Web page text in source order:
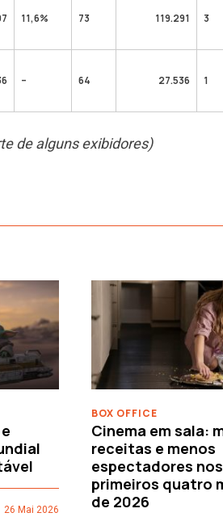
11,6% 73 119.291 3
– 64 27.536 1
de alguns exibidores)
26 Mai 2026
BOX OFFICE
Cinema em sala:
receitas e menos
espectadores nos
primeiros quatro
de 2026